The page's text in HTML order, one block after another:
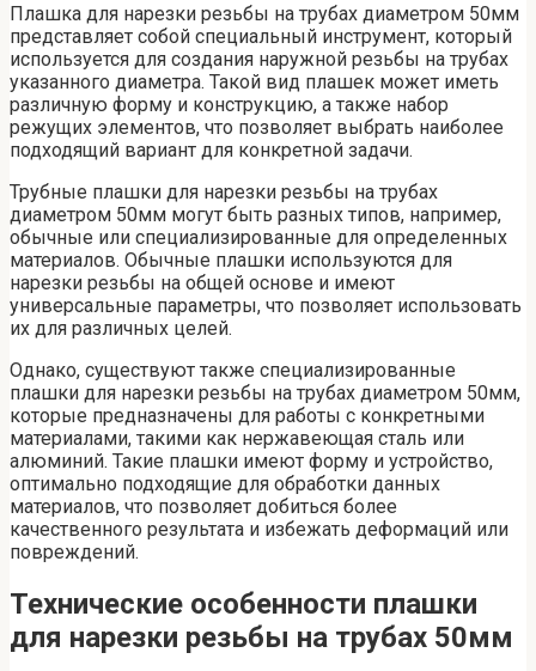
Плашка для нарезки резьбы на трубах диаметром 50мм
представляет собой специальный инструмент, который
используется для создания наружной резьбы на трубах
указанного диаметра. Такой вид плашек может иметь
различную форму и конструкцию, а также набор
режущих элементов, что позволяет выбрать наиболее
подходящий вариант для конкретной задачи.
Трубные плашки для нарезки резьбы на трубах
диаметром 50мм могут быть разных типов, например,
обычные или специализированные для определенных
материалов. Обычные плашки используются для
нарезки резьбы на общей основе и имеют
универсальные параметры, что позволяет использовать
их для различных целей.
Однако, существуют также специализированные
плашки для нарезки резьбы на трубах диаметром 50мм,
которые предназначены для работы с конкретными
материалами, такими как нержавеющая сталь или
алюминий. Такие плашки имеют форму и устройство,
оптимально подходящие для обработки данных
материалов, что позволяет добиться более
качественного результата и избежать деформаций или
повреждений.
Технические особенности плашки
для нарезки резьбы на трубах 50мм